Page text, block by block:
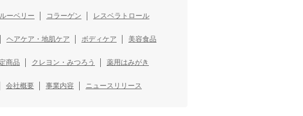
ーベリー コラーゲン
レスベラトロール
ヘアケア・地肌ケア ボディケア
美容食品
商品 クレヨン・みつろう
薬用はみがき
会社概要 事業内容
ニュースリリース